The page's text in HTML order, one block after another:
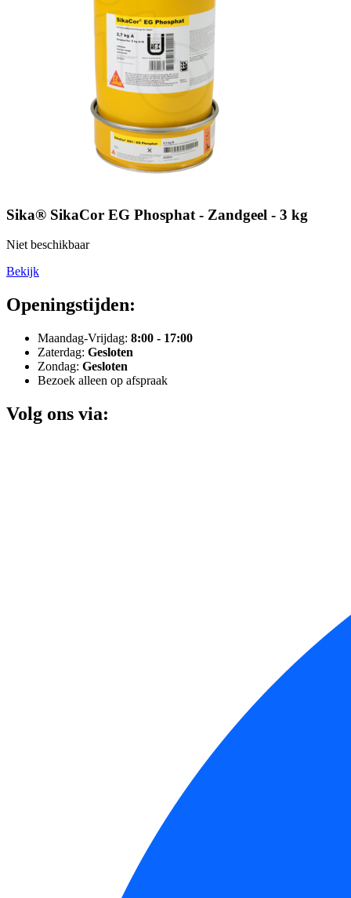
Sika® SikaCor EG Phosphat - Zandgeel - 3 kg
Niet beschikbaar
Bekijk
Openingstijden:
Maandag-Vrijdag: 8:00 - 17:00
Zaterdag: Gesloten
Zondag: Gesloten
Bezoek alleen op afspraak
Volg ons via: